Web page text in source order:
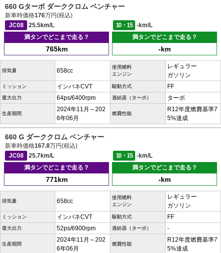
660 Gターボ ダーククロム ベンチャー
新車時価格176万円(税込)
JC08
25.5km/L 10・15
-km/L
満タンでどこまで走る？
765km
満タンでどこまで走る？
-km
排気量 658cc
使用燃料
エンジン
レギュラー
ガソリン
ミッション インパネCVT 駆動方式 FF
最大出力 64ps/6400rpm 過給器（ターボ） ターボ
生産期間
2024年11月～202
6年06月
燃費性能
R12年度燃費基準7
5%達成
660 G ダーククロム ベンチャー
新車時価格167.8万円(税込)
JC08
25.7km/L 10・15
-km/L
満タンでどこまで走る？
771km
満タンでどこまで走る？
-km
排気量 658cc
使用燃料
エンジン
レギュラー
ガソリン
ミッション インパネCVT 駆動方式 FF
最大出力 52ps/6900rpm 過給器（ターボ） -
生産期間
2024年11月～202
6年06月
燃費性能
R12年度燃費基準7
5%達成